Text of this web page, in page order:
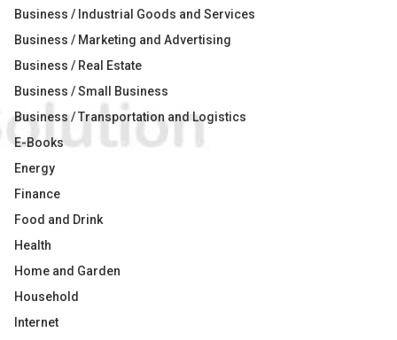
Business / Industrial Goods and Services
Business / Marketing and Advertising
Business / Real Estate
Business / Small Business
Business / Transportation and Logistics
E-Books
Energy
Finance
Food and Drink
Health
Home and Garden
Household
Internet